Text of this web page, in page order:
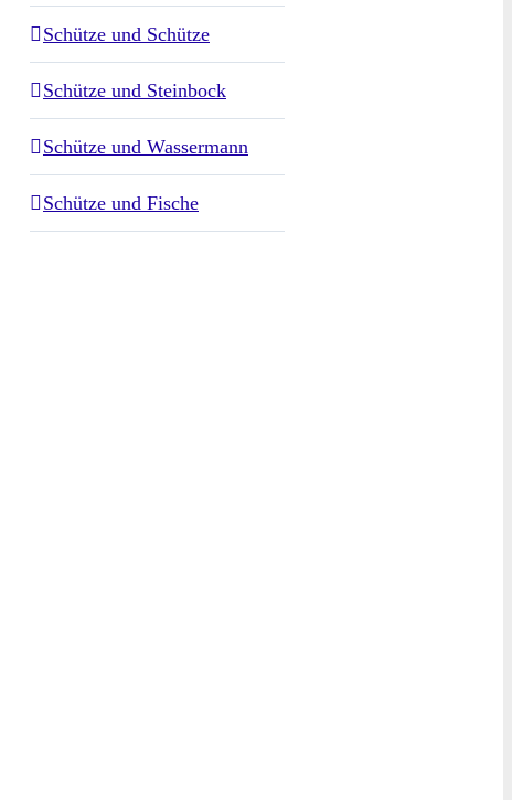
Schütze und Schütze
Schütze und Steinbock
Schütze und Wassermann
Schütze und Fische